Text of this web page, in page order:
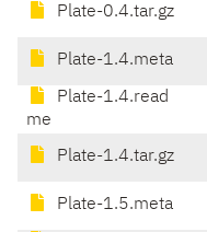
Plate-0.4.tar.gz
Plate-1.4.meta
Plate-1.4.read
me
Plate-1.4.tar.gz
Plate-1.5.meta